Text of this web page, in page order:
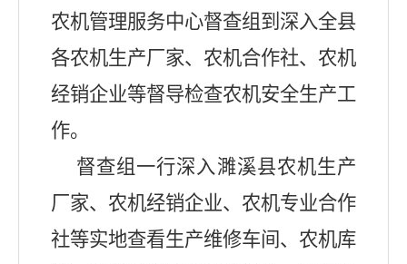
农机管理服务中心督查组到深入全县
各农机生产厂家、农机合作社、农机
经销企业等督导检查农机安全生产工
作。
督查组一行深入濉溪县农机生产
厂家、农机经销企业、农机专业合作
社等实地查看生产维修车间、农机库